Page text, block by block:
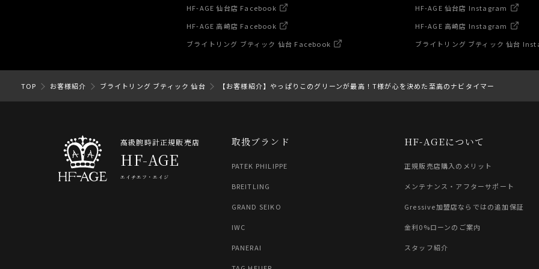
HF-AGE 仙台店 Facebook
HF-AGE 高崎店 Facebook
ブライトリング ブティック 仙台 Facebook
HF-AGE 仙台店 Instagram
HF-AGE 高崎店 Instagram
ブライトリング ブティック 仙台
TOP お客様紹介 ブライトリング ブティック 仙台 【お客様紹介】やっぱりこのグリーンが最高！T様が心を決めた至高のナビタイマー
高級腕時計正規販売店
HF-AGE
エイチエフ・エイジ
取扱ブランド
PATEK PHILIPPE
BREITLING
GRAND SEIKO
IWC
PANERAI
HF-AGEについて
正規販売店購入のメリット
メンテナンス・アフターサポート
Gressive加盟店ならではの追加保証
金利0%ローンのご案内
スタッフ紹介